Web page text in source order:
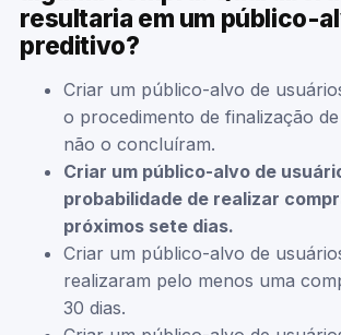
resultaria em um público-
preditivo?
Criar um público-alvo de
o procedimento de finalização
não o concluíram.
Criar um público-alvo de
probabilidade de realizar
próximos sete dias.
Criar um público-alvo de
realizaram pelo menos uma
30 dias.